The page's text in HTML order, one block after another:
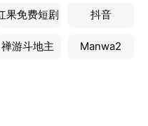
果免费短剧 抖音
禅游斗地主 Manwa2